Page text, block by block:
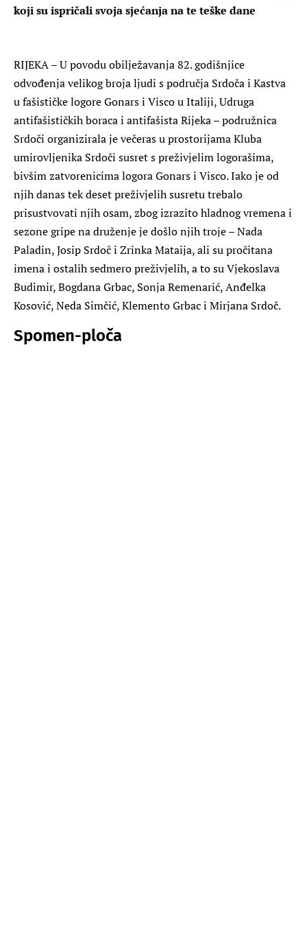
koji su ispričali svoja sjećanja na te teške dane
RIJEKA – U povodu obilježavanja 82. godišnjice
odvođenja velikog broja ljudi s područja Srdoča i Kastva
u fašističke logore Gonars i Visco u Italiji, Udruga
antifašističkih boraca i antifašista Rijeka – podružnica
Srdoči organizirala je večeras u prostorijama Kluba
umirovljenika Srdoči susret s preživjelim logorašima,
bivšim zatvorenicima logora Gonars i Visco. Iako je od
njih danas tek deset preživjelih susretu trebalo
prisustvovati njih osam, zbog izrazito hladnog vremena i
sezone gripe na druženje je došlo njih troje – Nada
Paladin, Josip Srdoč i Zrinka Mataija, ali su pročitana
imena i ostalih sedmero preživjelih, a to su Vjekoslava
Budimir, Bogdana Grbac, Sonja Remenarić, Anđelka
Kosović, Neda Simčić, Klemento Grbac i Mirjana Srdoč.
Spomen-ploča